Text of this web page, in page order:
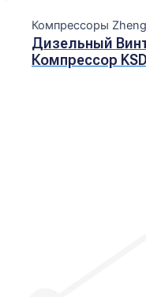
Компрессоры
Дизельный
Компрессор